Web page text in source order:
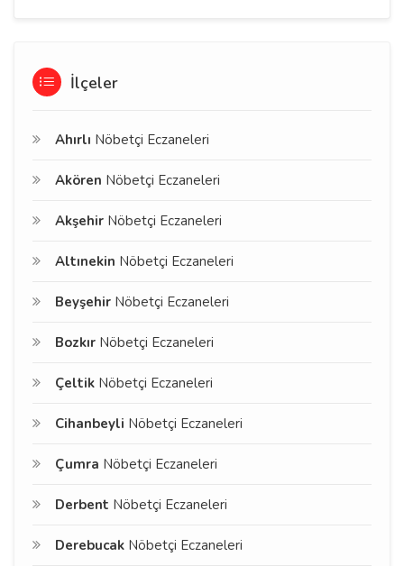
İlçeler
Ahırlı Nöbetçi Eczaneleri
Akören Nöbetçi Eczaneleri
Akşehir Nöbetçi Eczaneleri
Altınekin Nöbetçi Eczaneleri
Beyşehir Nöbetçi Eczaneleri
Bozkır Nöbetçi Eczaneleri
Çeltik Nöbetçi Eczaneleri
Cihanbeyli Nöbetçi Eczaneleri
Çumra Nöbetçi Eczaneleri
Derbent Nöbetçi Eczaneleri
Derebucak Nöbetçi Eczaneleri